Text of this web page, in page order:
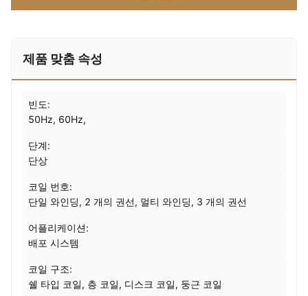
제품 맞춤 속성
빈도:
50Hz, 60Hz,
단계:
단상
코일 번호:
단일 와인딩, 2 개의 권선, 멀티 와인딩, 3 개의 권선
어플리케이션:
배포 시스템
코일 구조:
쉘 타입 코일, 층 코일, 디스크 코일, 둥근 코일